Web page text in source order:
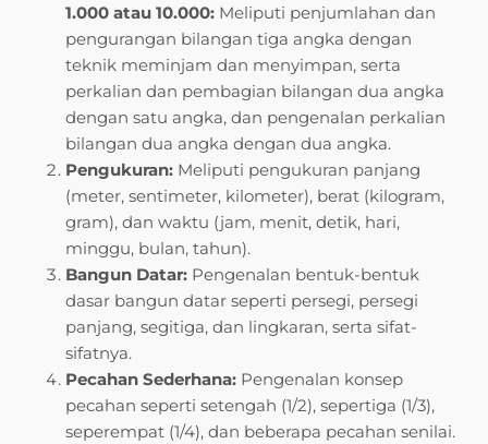
1.000 atau 10.000: Meliputi penjumlahan dan
pengurangan bilangan tiga angka dengan
teknik meminjam dan menyimpan, serta
perkalian dan pembagian bilangan dua angka
dengan satu angka, dan pengenalan perkalian
bilangan dua angka dengan dua angka.
Pengukuran: Meliputi pengukuran panjang
(meter, sentimeter, kilometer), berat (kilogram,
gram), dan waktu (jam, menit, detik, hari,
minggu, bulan, tahun).
Bangun Datar: Pengenalan bentuk-bentuk
dasar bangun datar seperti persegi, persegi
panjang, segitiga, dan lingkaran, serta sifat-
sifatnya.
Pecahan Sederhana: Pengenalan konsep
pecahan seperti setengah (1/2), sepertiga (1/3),
seperempat (1/4), dan beberapa pecahan senilai.